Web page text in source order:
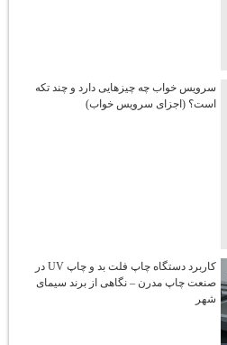
سرویس خواب چه چیزهایی دارد و چند تکه
است؟ (اجزای سرویس خواب)
کاربرد دستگاه چاپ فلت‌ بد و چاپ UV در
صنعت چاپ مدرن – نگاهی از برند سیمای
شهر